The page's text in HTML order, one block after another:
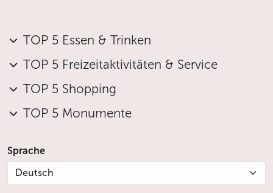
TOP 5 Essen & Trinken
TOP 5 Freizeitaktivitäten & Service
TOP 5 Shopping
TOP 5 Monumente
Sprache
Deutsch